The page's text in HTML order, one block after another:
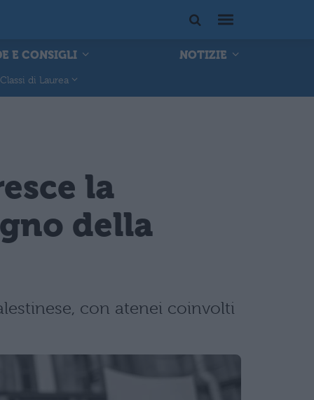
E CONSIGLI NOTIZIE
Classi di Laurea
la
della
con atenei coinvolti